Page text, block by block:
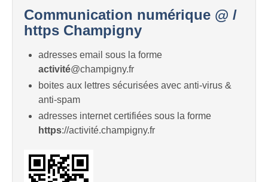
Communication numérique @ /
https Champigny
adresses email sous la forme
activité@champigny.fr
boites aux lettres sécurisées avec anti-virus &
anti-spam
adresses internet certifiées sous la forme
https://activité.champigny.fr